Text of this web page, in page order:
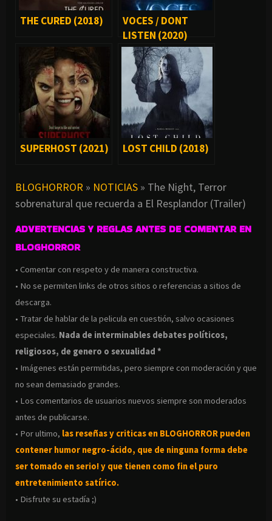
THE CURED (2018)
VOCES / DONT
LISTEN (2020)
SUPERHOST (2021) LOST CHILD (2018)
BLOGHORROR » NOTICIAS » The Night, Terror
sobrenatural que recuerda a El Resplandor (Trailer)
ADVERTENCIAS Y REGLAS ANTES DE COMENTAR EN
BLOGHORROR
• Comentar con respeto y de manera constructiva.
• No se permiten links de otros sitios o referencias a sitios de
descarga.
• Tratar de hablar de la pelicula en cuestión, salvo ocasiones
especiales. Nada de interminables debates políticos,
religiosos, de genero o sexualidad *
• Imágenes están permitidas, pero siempre con moderación y que
no sean demasiado grandes.
• Los comentarios de usuarios nuevos siempre son moderados
antes de publicarse.
• Por ultimo, las reseñas y criticas en BLOGHORROR pueden
contener humor negro-ácido, que de ninguna forma debe
ser tomado en serio! y que tienen como fin el puro
entretenimiento satírico.
• Disfrute su estadía ;)